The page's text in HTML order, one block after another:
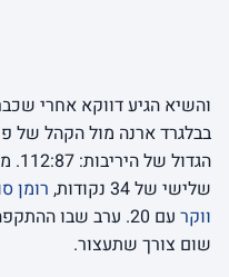
והשיא הגיע דווקא אחרי
בבלגרד ארנה מול הקהל של
שלישי של 34 נקודות,
רומן
ווקר
עם 20. ערב שבו
שום צורך שתעצור.